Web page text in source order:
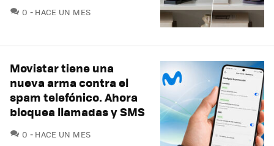
0 COMENTARIOS
HACE UN MES
Movistar tiene una
nueva arma contra el
spam telefónico. Ahora
bloquea llamadas y SMS
0 COMENTARIOS
HACE UN MES